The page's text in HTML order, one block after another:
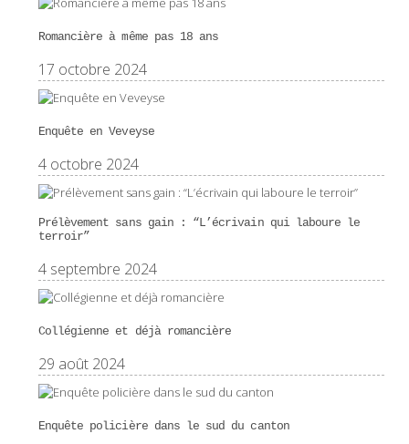
Romancière à même pas 18 ans
17 octobre 2024
Enquête en Veveyse
4 octobre 2024
Prélèvement sans gain : “L’écrivain qui laboure le
terroir”
4 septembre 2024
Collégienne et déjà romancière
29 août 2024
Enquête policière dans le sud du canton